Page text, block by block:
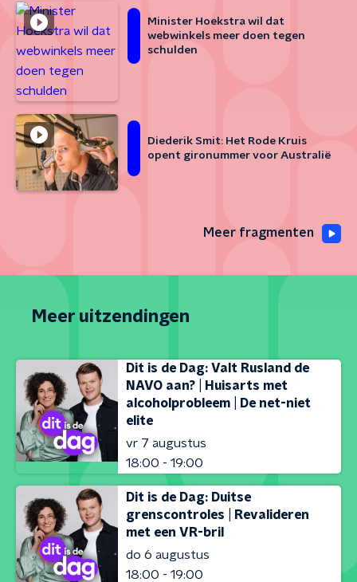
Minister Hoekstra wil dat
webwinkels meer doen tegen
schulden
Diederik Smit: Het Rode Kruis
opent gironummer voor Australië
Meer fragmenten
Meer uitzendingen
Dit is de Dag: Valt Rusland de
NAVO aan? | Huisarts met
alcoholprobleem | De net-niet
elite
vr 7 augustus
18:00 - 19:00
Dit is de Dag: Duitse
grenscontroles | Revalideren
met een VR-bril
do 6 augustus
18:00 - 19:00